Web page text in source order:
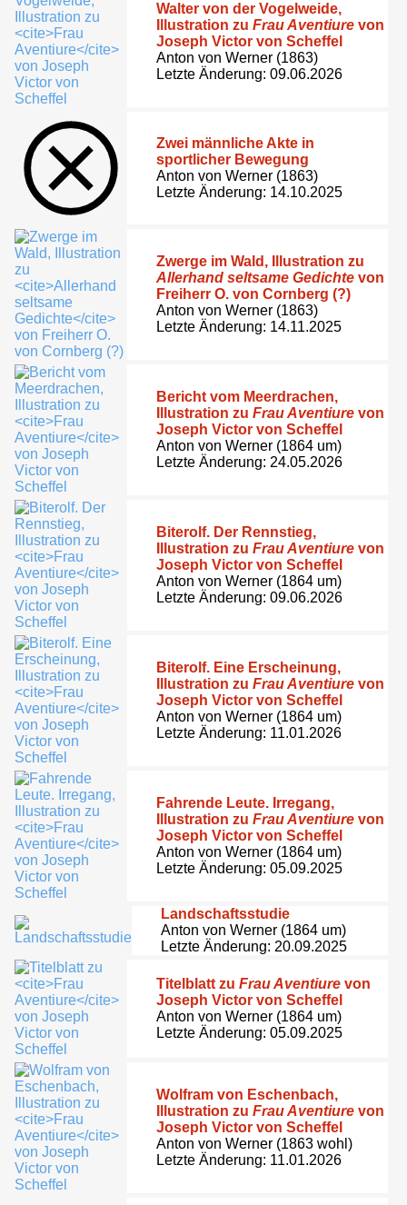
Walter von der Vogelweide,
Illustration zu Frau Aventiure von
Joseph Victor von Scheffel
Anton von Werner (1863)
Letzte Änderung: 09.06.2026
Zwei männliche Akte in
sportlicher Bewegung
Anton von Werner (1863)
Letzte Änderung: 14.10.2025
Zwerge im Wald, Illustration zu
Allerhand seltsame Gedichte von
Freiherr O. von Cornberg (?)
Anton von Werner (1863)
Letzte Änderung: 14.11.2025
Bericht vom Meerdrachen,
Illustration zu Frau Aventiure von
Joseph Victor von Scheffel
Anton von Werner (1864 um)
Letzte Änderung: 24.05.2026
Biterolf. Der Rennstieg,
Illustration zu Frau Aventiure von
Joseph Victor von Scheffel
Anton von Werner (1864 um)
Letzte Änderung: 09.06.2026
Biterolf. Eine Erscheinung,
Illustration zu Frau Aventiure von
Joseph Victor von Scheffel
Anton von Werner (1864 um)
Letzte Änderung: 11.01.2026
Fahrende Leute. Irregang,
Illustration zu Frau Aventiure von
Joseph Victor von Scheffel
Anton von Werner (1864 um)
Letzte Änderung: 05.09.2025
Landschaftsstudie
Anton von Werner (1864 um)
Letzte Änderung: 20.09.2025
Titelblatt zu Frau Aventiure von
Joseph Victor von Scheffel
Anton von Werner (1864 um)
Letzte Änderung: 05.09.2025
Wolfram von Eschenbach,
Illustration zu Frau Aventiure von
Joseph Victor von Scheffel
Anton von Werner (1863 wohl)
Letzte Änderung: 11.01.2026